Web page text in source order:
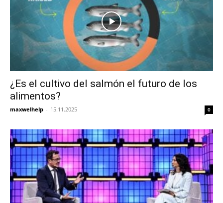
¿Es el cultivo del salmón el futuro de los
alimentos?
maxwelhelp - 15.11.2025 0